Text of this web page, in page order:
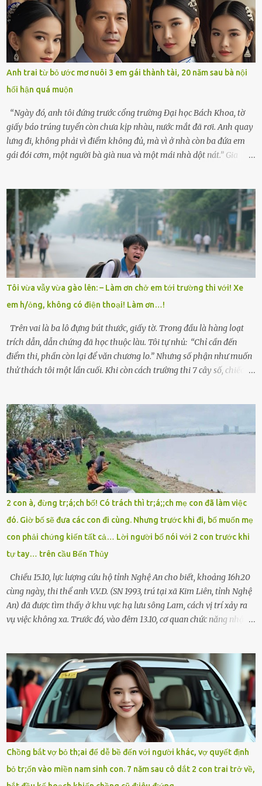
cùng cô con gái 8 tuổi tên Thảo. “Em ở nhà nghỉ ngơi nhé, anh đưa
con đi biển hai ngày, để nó được ngắm sóng, nghịch cát. Về chắc nó
sẽ kể cho em nghe cả tuần không hết chuyện.” – Ông Minh cười
hiền, vuốt tóc vợ. Bà Hạnh nhìn chồng và con gái ríu rít chuẩn bị mà
lòng cũng rộn ràng. Bà vốn ít có dịp đi xa vì còn bận buôn bán ở chợ,
nên lần này cũng đành ở nhà. Thảo ôm chầm lấy mẹ trước khi đi:
“Con sẽ nhặt thật nhiều vỏ sò cho mẹ nhé!” Chiếc xe khách lăn
bánh rời khỏi bến...
Anh trai từ bỏ ước mơ nuôi 3 em gái thành tài, 20 năm sau bà nội
hối hận quá muộn
“Ngày đó, anh tôi đứng trước cổng trường Đại học Bách Khoa, tờ
giấy báo trúng tuyển còn chưa kịp nhàu, nước mắt đã rơi. Anh quay
lưng đi, không phải vì điểm không đủ, mà vì ở nhà còn ba đứa em
gái đói cơm, một người bà già nua và một mái nhà dột nát.” Gia
có tin tức. Mọi gánh nặng đổ dồn lên đôi vai gầy guộc của bà nội –
cụ Nguyễn Thị Đào – và cậu con trai cả là Trí, lúc đó mới chỉ 17 tuổi.
Trí là học sinh giỏi toàn huyện, học lớp 12 nhưng đã biết làm ruộng,
làm thuê, biết đi cày thuê từ 4h sáng rồi lại tất tả về đi học. Người
trong làng thương lắm, bảo: “Thằng Trí học giỏi mà hiền, sau này
nên ông này bà nọ đó!” Trí có ba cô em gái: Mai, Lan và Hương – ba
cái tên mẹ đặt lúc còn sống, mong tụi nhỏ sau này như hoa mai nở
giữa mùa đông. Nhưng hoa có đẹp mấy cũng cần đất màu, mà nhà
thì chỉ toàn đất sỏi đá và khốn khó. Năm đó, Trí đỗ Đại học Bách
Khoa Hà...
Tôi vừa vẫy vừa gào lên: – Làm ơn chở em tới trường thi với! Xe
em h/ỏng, không có điện thoại! Làm ơn…!
Trên vai là ba lô đựng bút thước, giấy tờ. Trong đầu là hàng loạt
trích dẫn, dẫn chứng đã học thuộc làu. Tôi tự nhủ: “Chỉ cần đến
điểm thi, phần còn lại để văn chương lo.” Nhưng số phận như muốn
thử thách tôi một lần cuối. Khi còn cách trường thi 7 cây số, chiếc xe
sực nhớ – điện thoại đang sạc, sáng nay quên mang theo! Giữa con
đường thưa thớt người qua lại, tôi hoảng loạn vẫy tay xin đi nhờ. –
Chú ơi, cháu đi thi, xe hỏng rồi! Làm ơn cho cháu đi nhờ với! – Cô ơi,
giúp cháu với, cháu không có điện thoại… Người thì lắc đầu. Người
thì tăng ga tránh xa như né một kẻ lừa đảo. Tôi gào lên giữa đường
như một kẻ mất trí. Vô ích. 6h10. Còn hơn 30 phút nữa. Trong đầu
tôi chỉ có một lựa chọn duy nhất: chạy. Tôi quăng xe vào vệ đường,
rút tờ giấy báo dự thi nhét túi áo, đeo ba lô và chạy . Chạy miết.
Chạy không ngừng. Qua ngã...
2 con à, đừng tr;á;ch bố! Có trách thì tr;á;;ch mẹ con đã làm việc
đó. Giờ bố sẽ đưa các con đi cùng. Nhưng trước khi đi, bố muốn mẹ
con phải chứng kiến tất cả… Lời người bố nói với 2 con trước khi
tự tay… trên cầu Bến Thủy
Chiều 15.10, lực lượng cứu hộ tỉnh Nghệ An cho biết, khoảng 16h20
cùng ngày, thi thể anh V.V.D. (SN 1993, trú tại xã Kim Liên, tỉnh Nghệ
An) đã được tìm thấy ở khu vực hạ lưu sông Lam, cách vị trí xảy ra
vụ việc không xa. Trước đó, vào đêm 13.10, cơ quan chức năng nhận
– rồi để lại xe máy trên cầu, ôm theo 2 con gái nhỏ nhảy xuống
sông. Người thân và hàng xóm ngóng chờ thông tin tìm kiếm 3 bố
con mất tích trên sông Lam sau vụ nhảy cầu. Ảnh: Hải Dương Tại
hiện trường, người dân phát hiện một chiếc xe máy mang biển kiểm
soát Nghệ An cùng hai chiếc cặp học sinh. Ngay trong đêm, lực
lượng chức năng phối hợp cùng các đội cứu hộ tình nguyện triển
khai tìm kiếm. Danh tính các nạn nhân được xác định là anh V.V.D.
và 2 con gái là cháu V.H.B. (SN 2020) và V.G.T. (SN 2021). Hai cháu là
con của anh D. và chị B.T.Y. (SN 1999). Lực lượng cứu hộ đã tiến hành
Chồng bắt vợ bỏ th;ai để dễ bề đến với người khác, vợ quyết định
bỏ tr;ốn vào miền nam sinh con. 7 năm sau cô dắt 2 con trai trở về,